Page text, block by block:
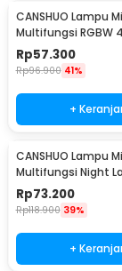
CANSHUO Lampu
Multifungsi RGBW
PCS with Remote -
Rp57.300
Rp96.900 41%
+
CANSHUO Lampu
Multifungsi Night
White 4.5V 3W 6
Rp73.200
Rp118.900 39%
+